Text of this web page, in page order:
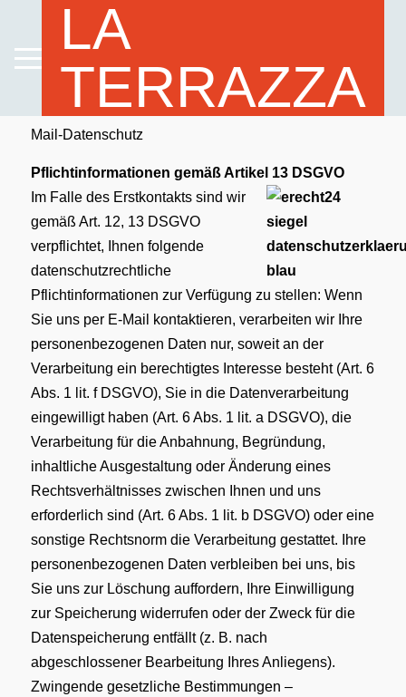
LA
TERRAZZA
Mail-Datenschutz
Pflichtinformationen gemäß Artikel 13 DSGVO
Im Falle des Erstkontakts sind wir
gemäß Art. 12, 13 DSGVO
verpflichtet, Ihnen folgende
datenschutzrechtliche
Pflichtinformationen zur Verfügung zu stellen: Wenn
Sie uns per E-Mail kontaktieren, verarbeiten wir Ihre
personenbezogenen Daten nur, soweit an der
Verarbeitung ein berechtigtes Interesse besteht (Art. 6
Abs. 1 lit. f DSGVO), Sie in die Datenverarbeitung
eingewilligt haben (Art. 6 Abs. 1 lit. a DSGVO), die
Verarbeitung für die Anbahnung, Begründung,
inhaltliche Ausgestaltung oder Änderung eines
Rechtsverhältnisses zwischen Ihnen und uns
erforderlich sind (Art. 6 Abs. 1 lit. b DSGVO) oder eine
sonstige Rechtsnorm die Verarbeitung gestattet. Ihre
personenbezogenen Daten verbleiben bei uns, bis
Sie uns zur Löschung auffordern, Ihre Einwilligung
zur Speicherung widerrufen oder der Zweck für die
Datenspeicherung entfällt (z. B. nach
abgeschlossener Bearbeitung Ihres Anliegens).
Zwingende gesetzliche Bestimmungen –